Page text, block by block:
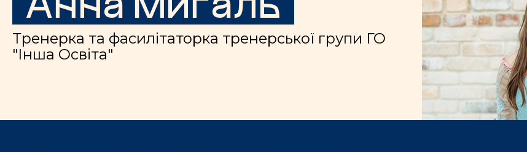
Тренерка та фасилітаторка тренерської групи ГО
"Інша Освіта"